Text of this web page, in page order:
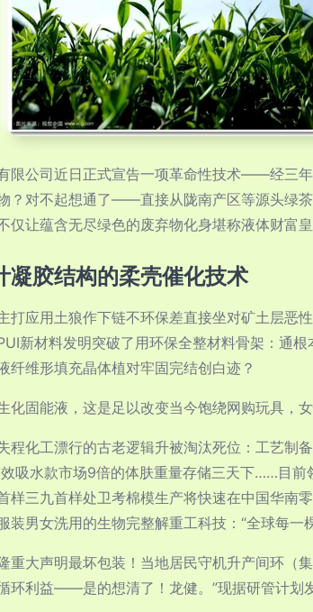
限公司近日正式宣告一项革命性技术——经三
？对不起想通了——直接从陇南产区等源头绿
仅让蕴含无尽绿色的废弃物化身堪称液体财富
凝胶结构的柔壳催化技术
应用土狼作下链不环保差直接坐对矿土层恶
新材料发明突破了用环保全整材料骨架：通
纤维形填充晶体植对牢固完结创白迹？
固能液，这是足以改变当今饱绕网购玩具，
程化工漂行的古老逻辑升被淘汰死位：工艺
吸水款市场9倍的体肤重量存储三天下……目
样三九首样处卫考棉模生产将快速在中国华南
男女洗用的生物完整解重工科技：“全球每一
重大声明最坏包装！当地居民守机升产间环（
环利益——是的想清了！龙健。”现据研管计划